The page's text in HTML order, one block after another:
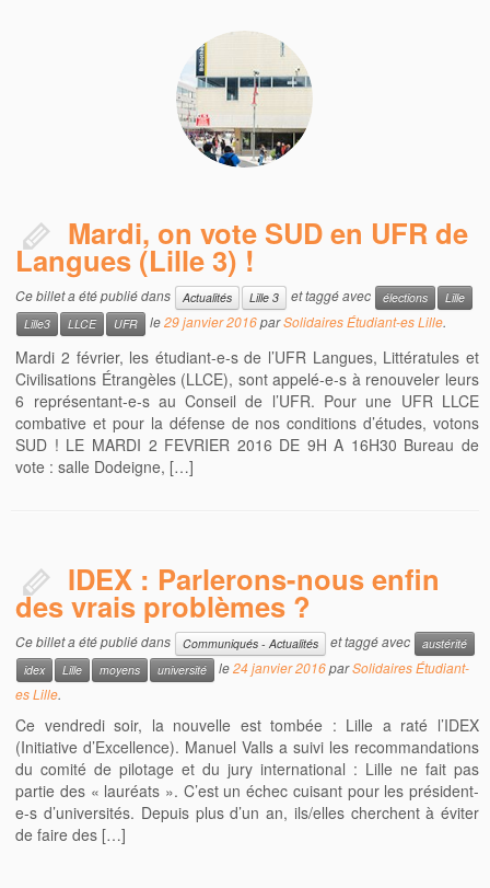
Mardi, on vote SUD en UFR de
Langues (Lille 3) !
Ce billet a été publié dans Actualités Lille 3 et taggé avec élections
Lille
Lille3
LLCE UFR le29 janvier 2016parSolidaires Étudiant-es Lille.
Mardi 2 février, les étudiant-e-s de l’UFR Langues, Littératules et
Civilisations Étrangèles (LLCE), sont appelé-e-s à renouveler leurs
6 représentant-e-s au Conseil de l’UFR. Pour une UFR LLCE
combative et pour la défense de nos conditions d’études, votons
SUD ! LE MARDI 2 FEVRIER 2016 DE 9H A 16H30 Bureau de
vote : salle Dodeigne, […]
IDEX : Parlerons-nous enfin
des vrais problèmes ?
Ce billet a été publié dans Communiqués - Actualités et taggé avec
austérité
idex
Lille moyens université le24 janvier 2016parSolidaires Étudiant-
es Lille.
Ce vendredi soir, la nouvelle est tombée : Lille a raté l’IDEX
(Initiative d’Excellence). Manuel Valls a suivi les recommandations
du comité de pilotage et du jury international : Lille ne fait pas
partie des « lauréats ». C’est un échec cuisant pour les président-
e-s d’universités. Depuis plus d’un an, ils/elles cherchent à éviter
de faire des […]